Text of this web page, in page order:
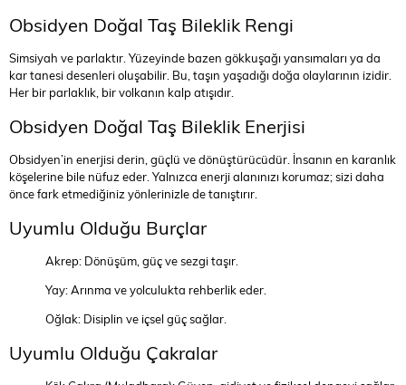
Obsidyen Doğal Taş Bileklik Rengi
Simsiyah ve parlaktır. Yüzeyinde bazen gökkuşağı yansımaları ya da
kar tanesi desenleri oluşabilir. Bu, taşın yaşadığı doğa olaylarının izidir.
Her bir parlaklık, bir volkanın kalp atışıdır.
Obsidyen Doğal Taş Bileklik Enerjisi
Obsidyen’in enerjisi derin, güçlü ve dönüştürücüdür. İnsanın en karanlık
köşelerine bile nüfuz eder. Yalnızca enerji alanınızı korumaz; sizi daha
önce fark etmediğiniz yönlerinizle de tanıştırır.
Uyumlu Olduğu Burçlar
Akrep: Dönüşüm, güç ve sezgi taşır.
Yay: Arınma ve yolculukta rehberlik eder.
Oğlak: Disiplin ve içsel güç sağlar.
Uyumlu Olduğu Çakralar